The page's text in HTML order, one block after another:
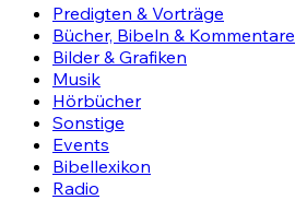
Predigten & Vorträge
Bücher, Bibeln & Kommentare
Bilder & Grafiken
Musik
Hörbücher
Sonstige
Events
Bibellexikon
Radio